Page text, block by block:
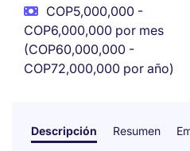
COP5,000,000 -
COP6,000,000 por mes
(COP60,000,000 -
COP72,000,000 por año)
Descripción Resumen